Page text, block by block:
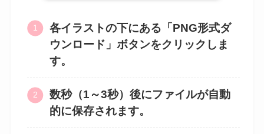
各イラストの下にある「PNG形式ダ
ウンロード」ボタンをクリックしま
す。
数秒（1～3秒）後にファイルが自動
的に保存されます。